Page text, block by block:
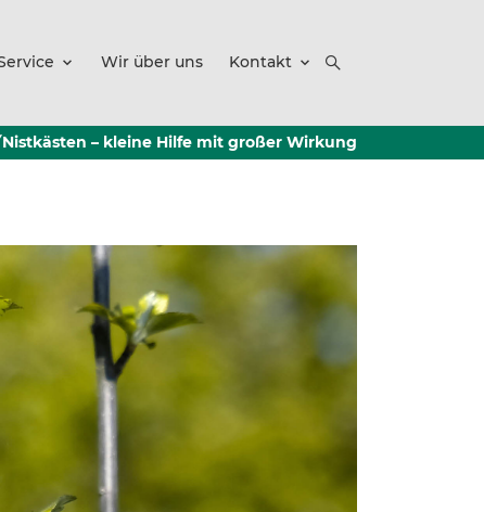
Wir über uns Kontakt
Nistkästen – kleine Hilfe mit großer Wirkung